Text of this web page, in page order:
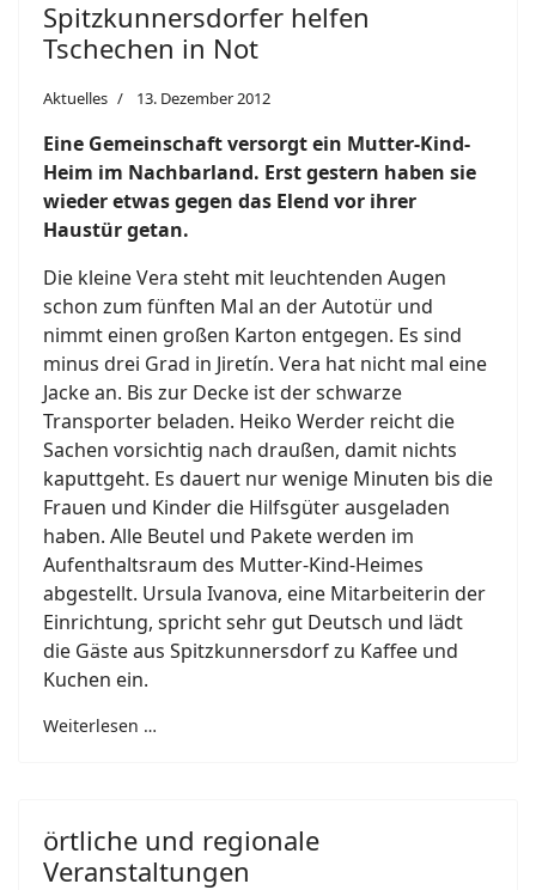
Spitzkunnersdorfer helfen
Tschechen in Not
Aktuelles 13. Dezember 2012
Eine Gemeinschaft versorgt ein Mutter-Kind-
Heim im Nachbarland. Erst gestern haben sie
wieder etwas gegen das Elend vor ihrer
Haustür getan.
Die kleine Vera steht mit leuchtenden Augen
schon zum fünften Mal an der Autotür und
nimmt einen großen Karton entgegen. Es sind
minus drei Grad in Jiretín. Vera hat nicht mal eine
Jacke an. Bis zur Decke ist der schwarze
Transporter beladen. Heiko Werder reicht die
Sachen vorsichtig nach draußen, damit nichts
kaputtgeht. Es dauert nur wenige Minuten bis die
Frauen und Kinder die Hilfsgüter ausgeladen
haben. Alle Beutel und Pakete werden im
Aufenthaltsraum des Mutter-Kind-Heimes
abgestellt. Ursula Ivanova, eine Mitarbeiterin der
Einrichtung, spricht sehr gut Deutsch und lädt
die Gäste aus Spitzkunnersdorf zu Kaffee und
Kuchen ein.
Weiterlesen …
örtliche und regionale
Veranstaltungen